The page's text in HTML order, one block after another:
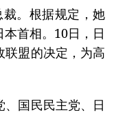
。根据规定，她
首相。10日，日
联盟的决定，为高
国民民主党、日